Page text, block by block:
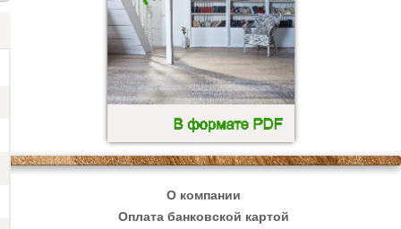
О компании
Оплата банковской картой